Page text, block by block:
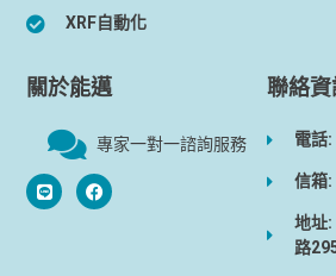
XRF自動化
關於能邁
專家一對一諮詢服務
聯絡資
電話
信箱
地址:
路